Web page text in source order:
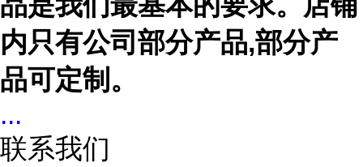
内只有公司部分产品,部分产
品可定制。
...
联系我们